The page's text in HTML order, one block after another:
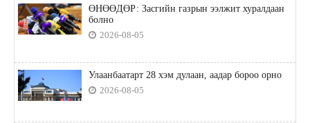
ӨНӨӨДӨР: Засгийн газрын ээлжит хуралдаан
болно
2026-08-05
Улаанбаатарт 28 хэм дулаан, аадар бороо орно
2026-08-05